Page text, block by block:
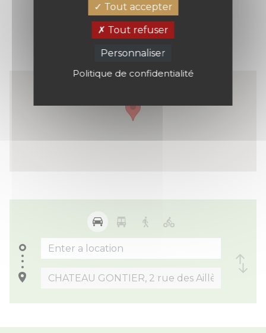
NOUS TROUVER
Tout accepter
Tout refuser
Personnaliser
Politique de confidentialité